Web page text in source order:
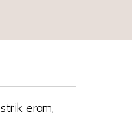
strik erom,